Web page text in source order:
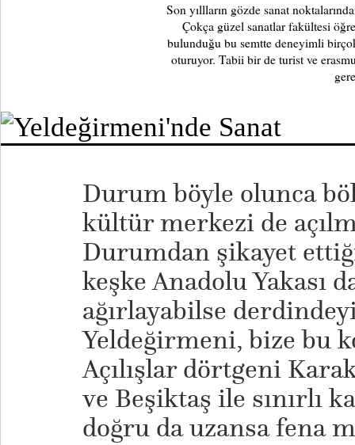
Son yıllların gözde sanat
Çokça güzel sanatlar fakültesi
bulunduğu bu semtte deneyimli
oturuyor. Tabii bir de turist ve
Durum böyle olunca
kültür merkezi de
Durumdan şikayet
keşke Anadolu Yakası
ağırlayabilse
Yeldeğirmeni, bize bu
Açılışlar dörtgeni
ve Beşiktaş ile sınırlı
doğru da uzansa fena